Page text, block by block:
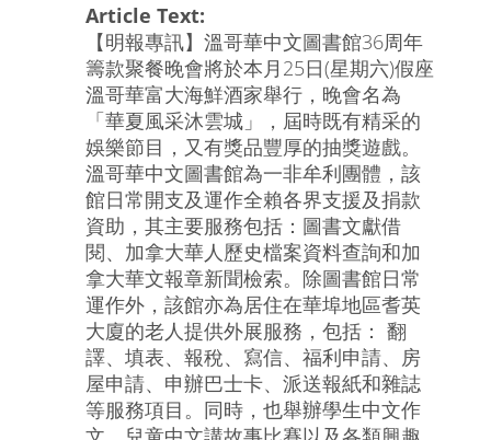
Article Text:
【明報專訊】溫哥華中文圖書館36周年
籌款聚餐晚會將於本月25日(星期六)假座
溫哥華富大海鮮酒家舉行，晚會名為
「華夏風采沐雲城」，屆時既有精采的
娛樂節目，又有獎品豐厚的抽獎遊戲。
溫哥華中文圖書館為一非牟利團體，該
館日常開支及運作全賴各界支援及捐款
資助，其主要服務包括：圖書文獻借
閱、加拿大華人歷史檔案資料查詢和加
拿大華文報章新聞檢索。除圖書館日常
運作外，該館亦為居住在華埠地區耆英
大廈的老人提供外展服務，包括： 翻
譯、填表、報稅、寫信、福利申請、房
屋申請、申辦巴士卡、派送報紙和雜誌
等服務項目。同時，也舉辦學生中文作